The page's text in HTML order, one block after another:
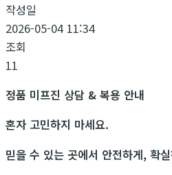
작성일
2026-05-04 11:34
조회
11
정품 미프진 상담 & 복용 안내
혼자 고민하지 마세요.
믿을 수 있는 곳에서 안전하게, 확